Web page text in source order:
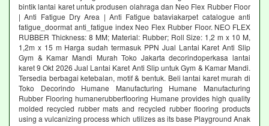
bintik lantai karet untuk produsen olahraga dan Neo Flex Rubber Floor
| Anti Fatigue Dry Area | Anti Fatigue bataviakarpet catalogue anti
fatigue_doormat anti_fatigue index Neo Flex Rubber Floor. NEO FLEX
RUBBER Thickness: 8 MM; Material: Rubber; Roll Size: 1,2 m x 10 M,
1,2m x 15 m Harga sudah termasuk PPN Jual Lantai Karet Anti Slip
Gym & Kamar Mandi Murah Toko Jakarta decorindoperkasa lantai
karet 9 Okt 2026 Jual Lantai Karet Anti Slip untuk Gym & Kamar Mandi.
Tersedia berbagai ketebalan, motif & bentuk. Beli lantai karet murah di
Toko Decorindo Humane Manufacturing Humane Manufacturing
Rubber Flooring humanerubberflooring Humane provides high quality
molded recycled rubber mats and recycled rubber flooring products
using a vulcanizing process which utilizes as its base Playground Anak